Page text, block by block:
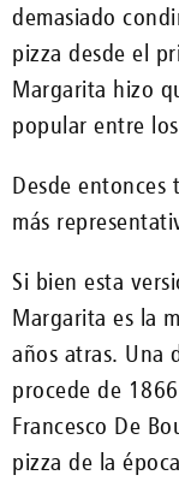
demasiado
pizza desde el
Margarita hizo
popular entre
Desde entonces
más
Si bien esta
Margarita es la
años atras. Una
procede de
Francesco De
pizza de la